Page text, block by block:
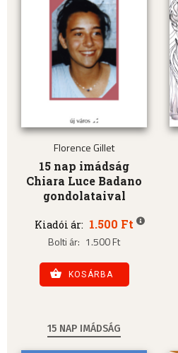
Florence Gillet
15 nap imádság
Chiara Luce Badano
gondolataival
Kiadói ár: 1.500 Ft
Bolti ár: 1.500 Ft
KOSÁRBA
15 NAP IMÁDSÁG